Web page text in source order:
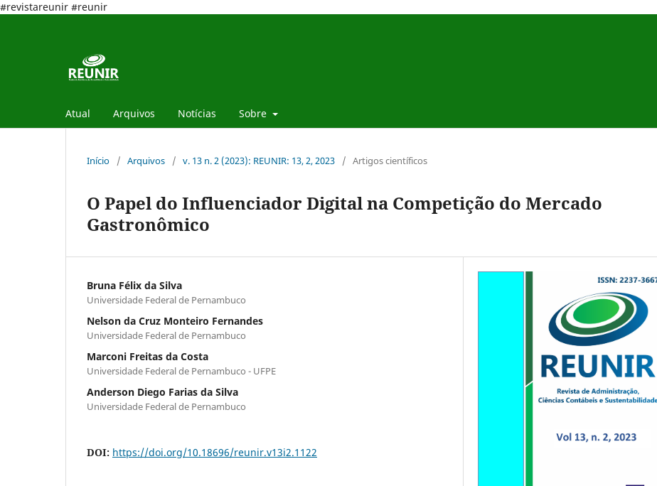
#revistareunir #reunir
Atual Arquivos Notícias Sobre
Início / Arquivos / v. 13 n. 2 (2023): REUNIR: 13, 2, 2023 / Artigos científicos
O Papel do Influenciador Digital na Competição do Mercado
Gastronômico
Bruna Félix da Silva
Universidade Federal de Pernambuco
Nelson da Cruz Monteiro Fernandes
Universidade Federal de Pernambuco
Marconi Freitas da Costa
Universidade Federal de Pernambuco - UFPE
Anderson Diego Farias da Silva
Universidade Federal de Pernambuco
DOI: https://doi.org/10.18696/reunir.v13i2.1122